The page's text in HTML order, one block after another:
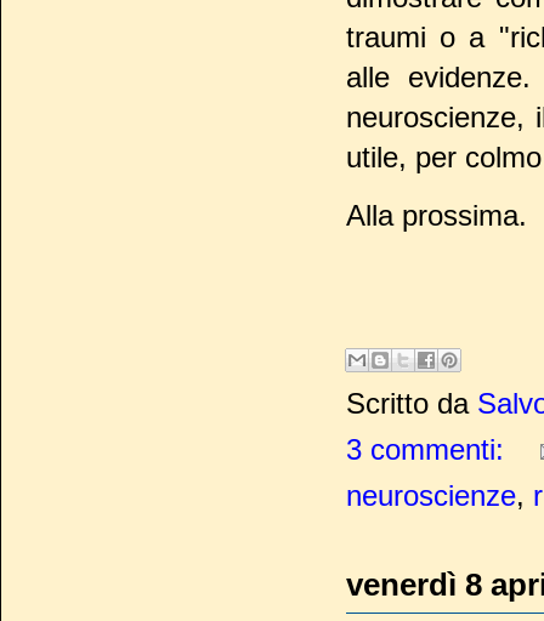
traumi o a
alle
neuroscienze,
utile, per
Alla prossima.
Scritto da
3 commenti:
neuroscienze,
venerdì 8